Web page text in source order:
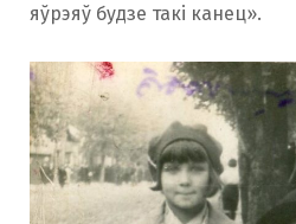
яўрэяў будзе такі канец».